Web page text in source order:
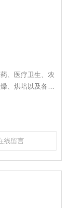
、医疗卫生、农
、烘培以及各类
干燥处理。
线留言